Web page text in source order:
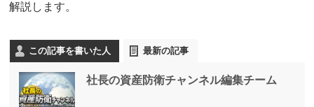
解説します。
この記事を書いた人 最新の記事
社長の資産防衛チャンネル編集チーム